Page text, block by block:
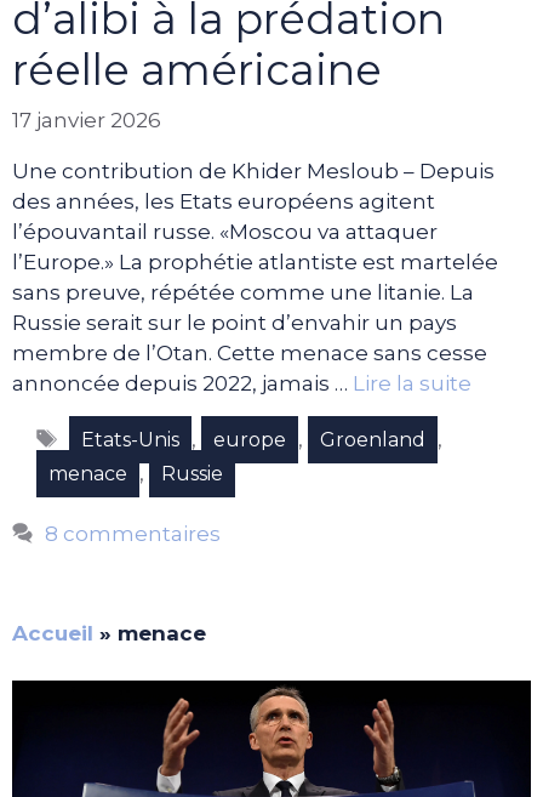
d’alibi à la prédation
réelle américaine
17 janvier 2026
Une contribution de Khider Mesloub – Depuis
des années, les Etats européens agitent
l’épouvantail russe. «Moscou va attaquer
l’Europe.» La prophétie atlantiste est martelée
sans preuve, répétée comme une litanie. La
Russie serait sur le point d’envahir un pays
membre de l’Otan. Cette menace sans cesse
annoncée depuis 2022, jamais … Lire la suite
Étiquettes
Etats-Unis , europe , Groenland ,
menace , Russie
8 commentaires
Accueil » menace